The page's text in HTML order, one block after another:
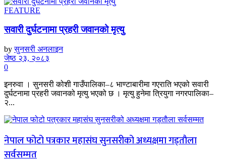
FEATURE
सवारी दुर्घटनामा प्रहरी जवानको मृत्यु
by सुनसरी अनलाइन
जेष्ठ २३, २०८३
0
इनरुवा । सुनसरी कोशी गाउँपालिका–८ भाण्टाबारीमा गएराति भएको सवारी
दुर्घटनामा प्रहरी जवानको मृत्यु भएको छ । मृत्यु हुनेमा त्रियुगा नगरपालिका–
२...
नेपाल फोटो पत्रकार महासंघ सुनसरीको अध्यक्षमा गड्ताैला
सर्वसम्मत